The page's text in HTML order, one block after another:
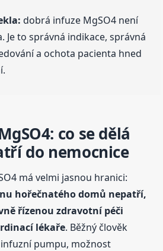
dobrá infuze MgSO4 není
Je to správná indikace, správná
a ochota pacienta hned
co se dělá
do nemocnice
má velmi jasnou hranici:
hořečnatého domů nepatří,
řízenou zdravotní péči
lékaře. Běžný člověk
pumpu, možnost